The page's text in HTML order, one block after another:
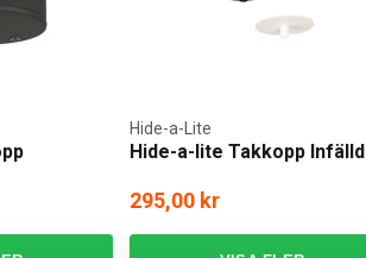
Hide-a-lite Takkopp Infälld
Hide-a-Lite
295,00 kr